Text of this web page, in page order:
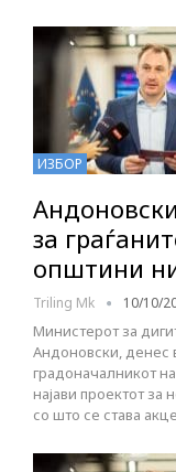
ИЗБОР
за
општини
Triling Mk 10/10/
Министерот за
Андоновски, денес
градоначалникот
најави проектот
со што се става